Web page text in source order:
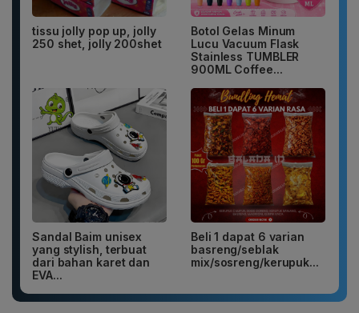
tissu jolly pop up, jolly
250 shet, jolly 200shet
Botol Gelas Minum
Lucu Vacuum Flask
Stainless TUMBLER
900ML Coffee...
Sandal Baim unisex
yang stylish, terbuat
dari bahan karet dan
EVA...
Beli 1 dapat 6 varian
basreng/seblak
mix/sosreng/kerupuk...